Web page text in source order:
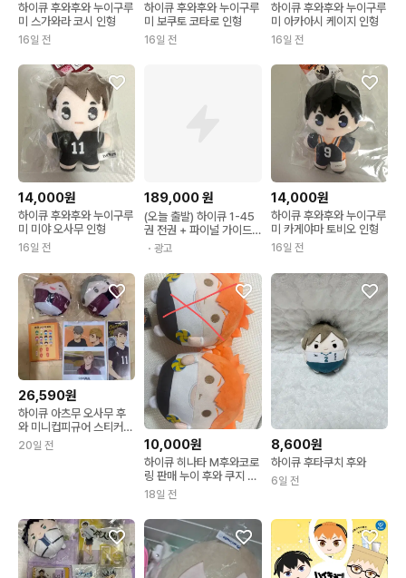
하이큐 후와후와 누이구루
미 스가와라 코시 인형
16일 전
하이큐 후와후와 누이구루
미 보쿠토 코타로 인형
16일 전
하이큐 후와후와 누이구루
미 아카아시 케이지 인형
16일 전
14,000원
하이큐 후와후와 누이구루
미 미야 오사무 인형
16일 전
189,000원
(오늘 출발) 하이큐 1-45
권 전권 + 파이널 가이드
북 배구극 세트(전46권)
・광고
14,000원
하이큐 후와후와 누이구루
미 카게야마 토비오 인형
16일 전
26,590원
하이큐 아츠무 오사무 후
와 미니컵피규어 스티커
지류
20일 전 10,000원
하이큐 히나타 M후와코로
링 판매 누이 후와 쿠지 여
름
18일 전
8,600원
하이큐 후타쿠치 후와
6일 전